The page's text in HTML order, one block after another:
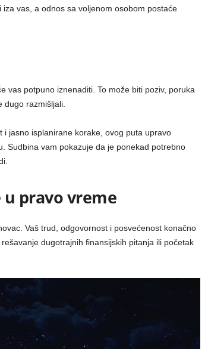
vas, a odnos sa voljenom osobom postaće
vas potpuno iznenaditi. To može biti poziv, poruka
dugo razmišljali.
jasno isplanirane korake, ovog puta upravo
Sudbina vam pokazuje da je ponekad potrebno
u pravo vreme
Vaš trud, odgovornost i posvećenost konačno
dugotrajnih finansijskih pitanja ili početak